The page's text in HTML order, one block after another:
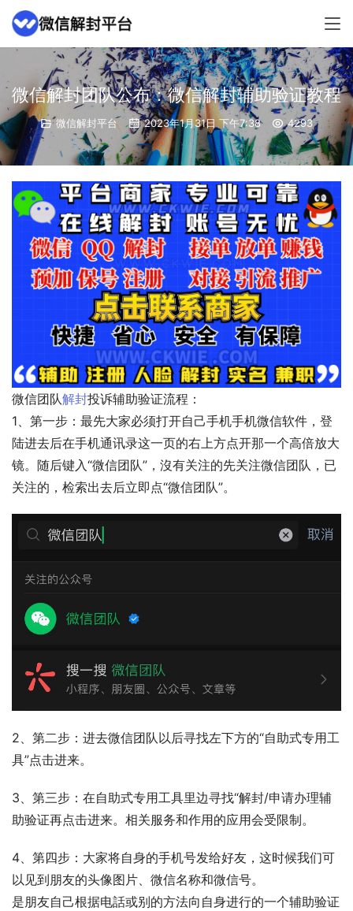
微信解封团队公布：微信解封辅助验证教程
微信解封平台 2023年1月31日 下午7:38 4293
微信团队解封投诉辅助验证流程：
1、第一步：最先大家必须打开自己手机手机微信软件，登
陆进去后在手机通讯录这一页的右上方点开那一个高倍放大
镜。随后键入“微信团队”，沒有关注的先关注微信团队，已
关注的，检索出去后立即点“微信团队”。
2、第二步：进去微信团队以后寻找左下方的“自助式专用工
具”点击进来。
3、第三步：在自助式专用工具里边寻找“解封/申请办理辅
助验证再点击进来。相关服务和作用的应用会受限制。
4、第四步：大家将自身的手机号发给好友，这时候我们可
以见到朋友的头像图片、微信名称和微信号。
是朋友自己根据电話或别的方法向自身进行的一个辅助验证